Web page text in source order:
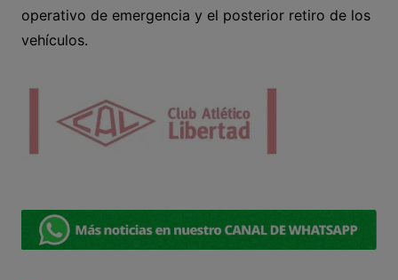
operativo de emergencia y el posterior retiro de los
vehículos.